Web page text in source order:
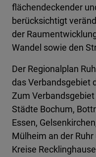
flächendeckender
berücksichtigt
der
Wandel sowie den
Der Regionalplan
das Verbandsgebiet
Zum
Städte Bochum,
Essen,
Mülheim an der
Kreise